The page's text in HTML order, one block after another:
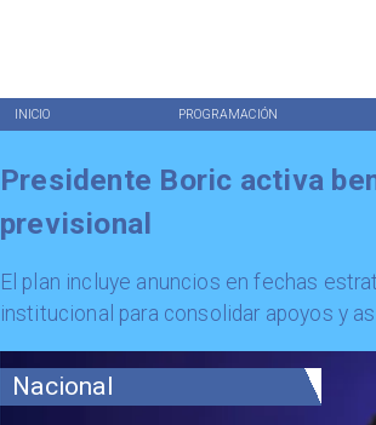
INICIO PROGRAMACIÓN
Nacional
Presidente Boric activa
previsional
El plan incluye anuncios en fechas
institucional para consolidar apoyos y